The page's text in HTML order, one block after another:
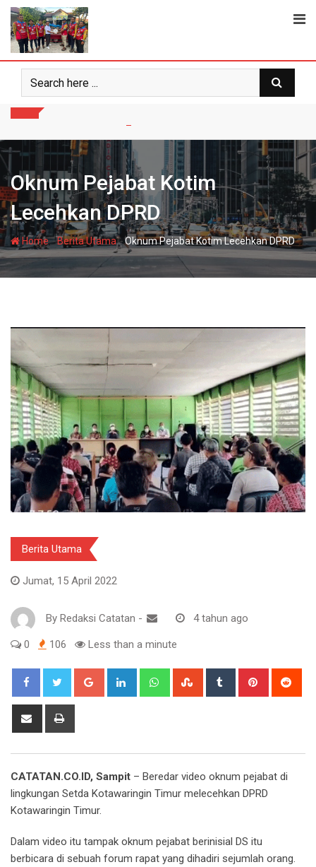
Skip
content
Oknum Pejabat Kotim
Lecehkan DPRD
Home-Berita Utama-Oknum Pejabat Kotim Lecehkan DPRD
Berita Utama
Jumat, 15 April 2022
By Redaksi Catatan - 4 tahun ago
0 106 Less than a minute
Google+ LinkedIn WhatsappStumbleUpon
Tumblr Pinterest
Share
CATATAN.CO.ID, Sampit – Beredar video oknum pejabat di
lingkungan Setda Kotawaringin Timur melecehkan DPRD
Kotawaringin Timur.
Dalam video itu tampak oknum pejabat berinisial DS itu
berbicara di sebuah forum rapat yang dihadiri sejumlah orang.